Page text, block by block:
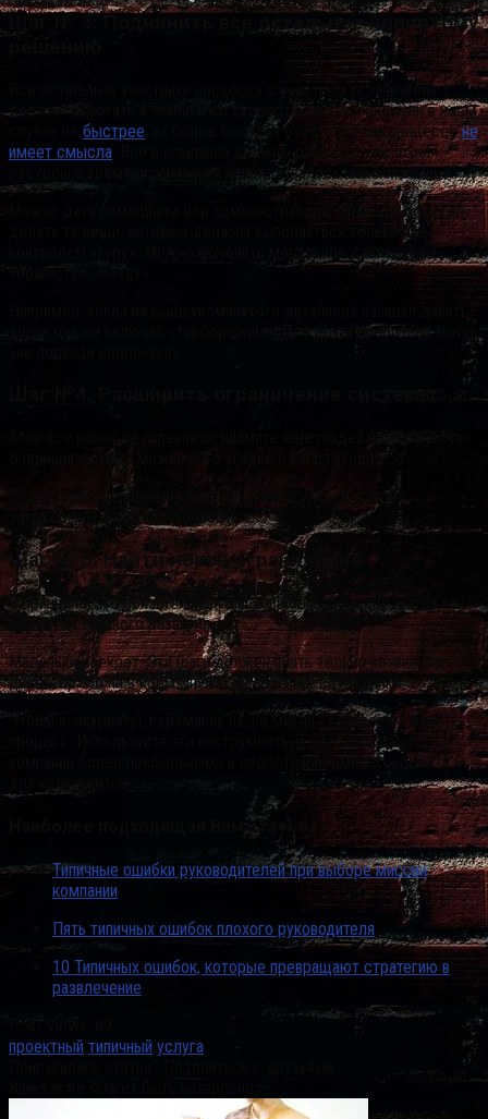
Шаг № 3: Подчинить все остальное принятому
Все остальные участники процесса с участием ограничения
должны работать в темпе и со скоростью ограничения, ни в коем
быстрее , их более быстрая работа в этом процессене
имеет смысла . Все в компании должны работать так, чтобы
ресурсы и время ограничения использовалось максимально.
Можно дать помощника или администратора, чтобы он помогал
делать те вещи, которые должны выполняться только под
контролем «гуру». Можно включить моральное давление на
директор, он включал «турборежим». Для других работает мотив
Если все равно не успеваете, наймите еще людей на эту работу.
В принципе, найти можно кого угодно и когда угодно.
Сейчас даже удаленные сотрудники могут быть так же
эффективны, как и те, что в офисе.
Шаг № 5: Найти новое ограничение
В принципе, это обязательный шаг в любом процессе, когда мы
хотим постоянного развития.
Маленький секрет. Эти шаги должен знать только хозяин или
директор. Но ни в коем случае не простые сотрудники.
Чтобы конкуренты, переманив их, не могли скопировать ваш
процесс. Используйте эти инструменты и сделайте свои
компании более прибыльными и недостижимыми по скорости
Наиболее подходящая Вам статья…
Типичные ошибки руководителей при выборе миссии
компании
Пять типичных ошибок плохого руководителя
10 Типичных ошибок, которые превращают стратегию в
развлечение
проектный типичный услуга